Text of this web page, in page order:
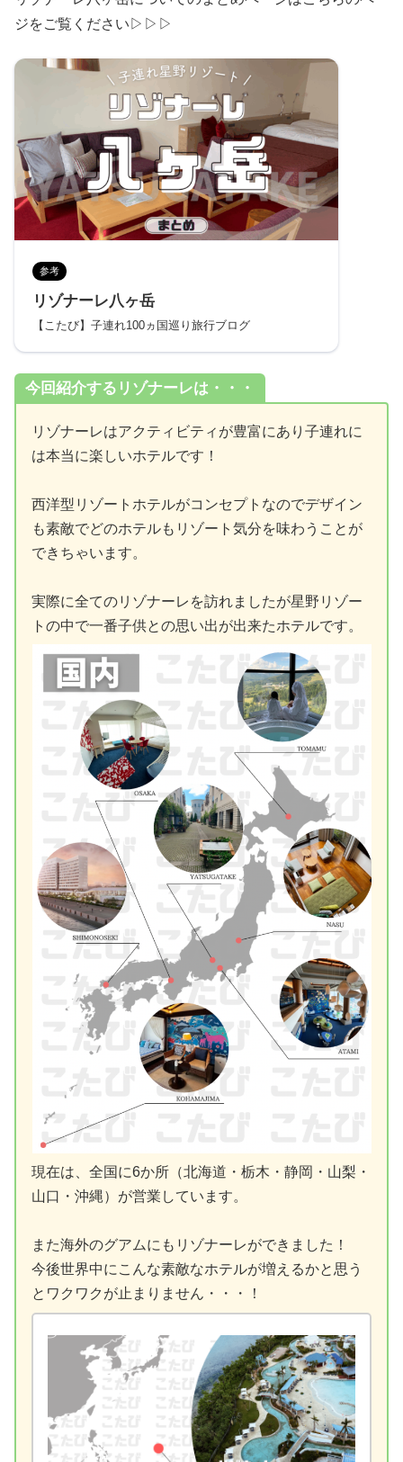
ジをご覧ください▷▷▷
参考
リゾナーレ八ヶ岳
【こたび】子連れ100ヵ国巡り旅行ブログ
今回紹介するリゾナーレは・・・
リゾナーレはアクティビティが豊富にあり子連れに
は本当に楽しいホテルです！
西洋型リゾートホテルがコンセプトなのでデザイン
も素敵でどのホテルもリゾート気分を味わうことが
できちゃいます。
実際に全てのリゾナーレを訪れましたが星野リゾー
トの中で一番子供との思い出が出来たホテルです。
現在は、全国に6か所（北海道・栃木・静岡・山梨・
山口・沖縄）が営業しています。
また海外のグアムにもリゾナーレができました！
今後世界中にこんな素敵なホテルが増えるかと思う
とワクワクが止まりません・・・！